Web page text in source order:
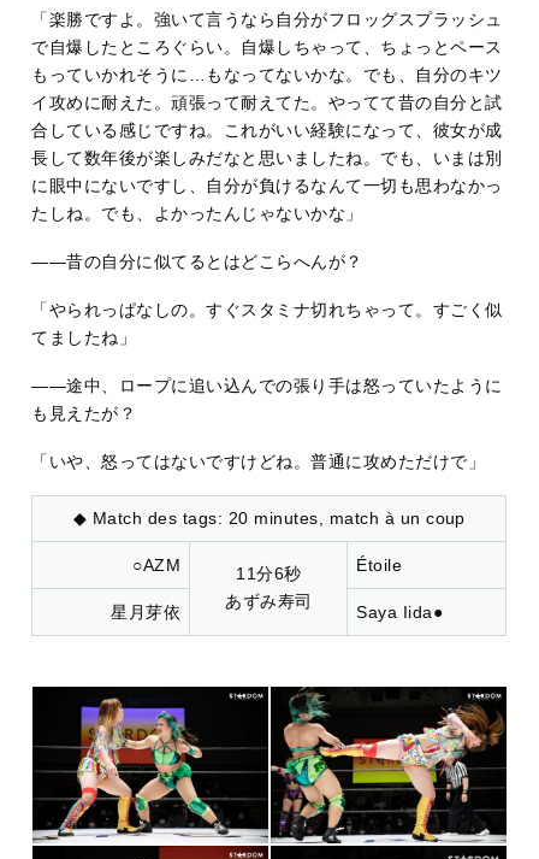
「楽勝ですよ。強いて言うなら自分がフロッグスプラッシュ
で自爆したところぐらい。自爆しちゃって、ちょっとペース
もっていかれそうに…もなってないかな。でも、自分のキツ
イ攻めに耐えた。頑張って耐えてた。やってて昔の自分と試
合している感じですね。これがいい経験になって、彼女が成
長して数年後が楽しみだなと思いましたね。でも、いまは別
に眼中にないですし、自分が負けるなんて一切も思わなかっ
たしね。でも、よかったんじゃないかな」
――昔の自分に似てるとはどこらへんが？
「やられっぱなしの。すぐスタミナ切れちゃって。すごく似
てましたね」
――途中、ロープに追い込んでの張り手は怒っていたように
も見えたが？
「いや、怒ってはないですけどね。普通に攻めただけで」
◆ Match des tags: 20 minutes, match à un coup
○AZM
11分6秒
あずみ寿司
Étoile
星月芽依 Saya Iida●